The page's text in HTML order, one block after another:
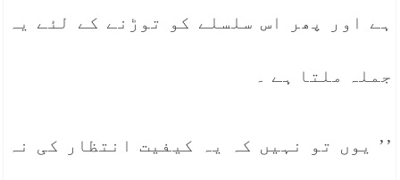
ہے اور پھر اس سلسلے کو توڑنے کے لئے یہ
جملہ ملتا ہے ۔
’’ یوں تو نہیں کہ یہ کیفیت انتظار کی نہ